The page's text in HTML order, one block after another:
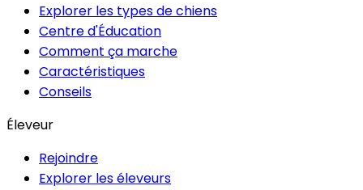
Explorer les types de chiens
Centre d'Éducation
Comment ça marche
Caractéristiques
Conseils
Éleveur
Rejoindre
Explorer les éleveurs